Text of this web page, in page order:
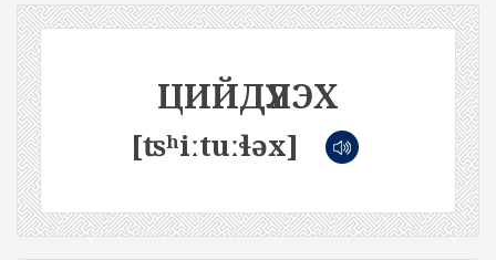
ЦИЙДҮҮЛЭХ
[ʦʰiːtuːɬəx]